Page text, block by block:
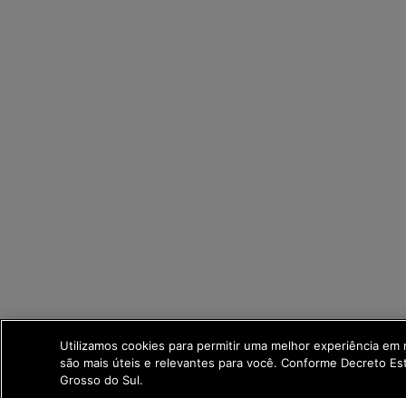
Utilizamos cookies para permitir uma melhor experiência
são mais úteis e relevantes para você. Conforme Decreto
Grosso do Sul.